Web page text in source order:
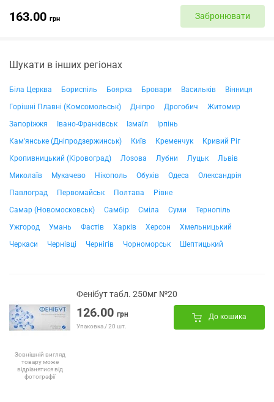
163.00 грн Забронювати
Шукати в інших регіонах
Біла Церква Бориспіль Боярка Бровари Васильків
Вінниця
Горішні Плавні (Комсомольськ)
Дніпро Дрогобич
Житомир
Запоріжжя
Івано-Франківськ Ізмаїл
Ірпінь
Кам'янське (Дніпродзержинськ)
Київ Кременчук
Кривий Ріг
Кропивницький (Кіровоград)
Лозова Лубни Луцьк
Львів
Миколаїв
Мукачево Нікополь Обухів Одеса
Олександрія
Павлоград
Первомайськ Полтава
Рівне
Самар (Новомосковськ)
Самбір Сміла Суми
Тернопіль
Ужгород
Умань Фастів Харків Херсон
Хмельницький
Черкаси
Чернівці Чернігів Чорноморськ Шептицький
Зовнішній вигляд
товару може
відрізнятися від
фотографії
Фенібут табл. 250мг №20
126.00 грн
Упаковка / 20 шт.
До кошика